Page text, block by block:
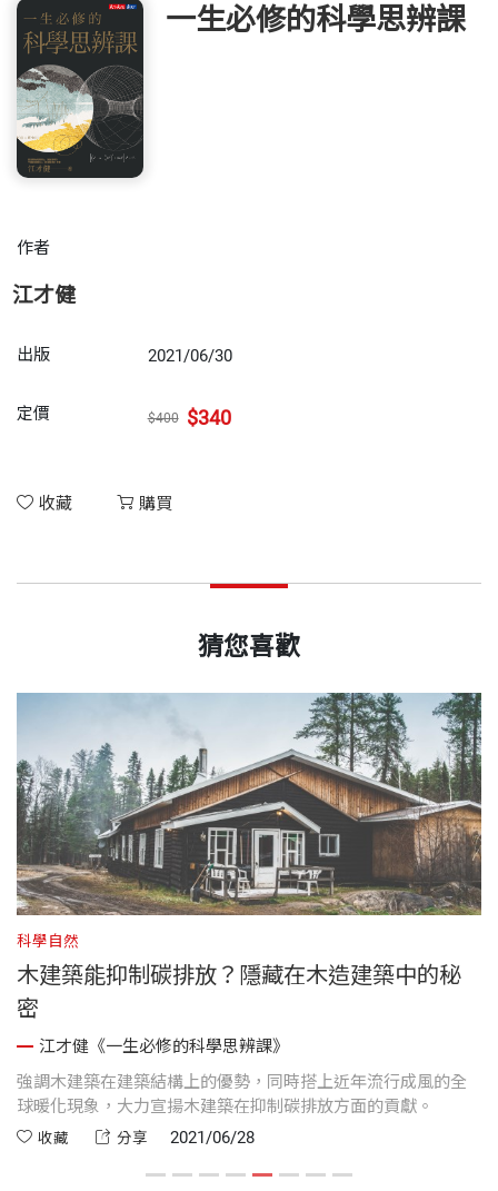
一生必修的科學思辨課
作者
江才健
出版 2021/06/30
定價 $400 $340
收藏 購買
猜您喜歡
科學自然
木建築能抑制碳排放？隱藏在木造建築中的秘
密
江才健《一生必修的科學思辨課》
強調木建築在建築結構上的優勢，同時搭上近年流行成風的全
球暖化現象，大力宣揚木建築在抑制碳排放方面的貢獻。
收藏 分享 2021/06/28